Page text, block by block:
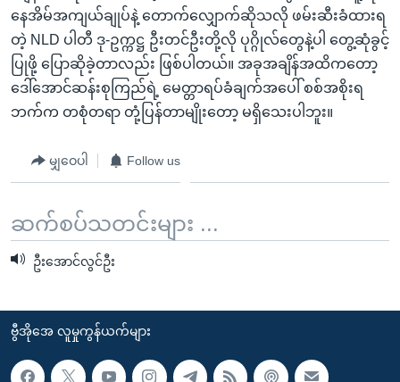
နေအိမ်အကျယ်ချုပ်နဲ့ တောက်လျှောက်ဆိုသလို ဖမ်းဆီးခံထားရ
တဲ့ NLD ပါတီ ဒု-ဥက္ကဋ္ဌ ဦးတင်ဦးတို့လို ပုဂ္ဂိုလ်တွေနဲ့ပါ တွေ့ဆုံခွင့်
ပြုဖို့ ပြောဆိုခဲ့တာလည်း ဖြစ်ပါတယ်။ အခုအချိန်အထိကတော့
ဒေါ်အောင်ဆန်းစုကြည်ရဲ့ မေတ္တာရပ်ခံချက်အပေါ် စစ်အစိုးရ
ဘက်က တစုံတရာ တုံ့ပြန်တာမျိုးတော့ မရှိသေးပါဘူး။
မျှဝေပါ Follow us
ဆက်စပ်သတင်းများ ...
ဦးအောင်လွင်ဦး
ဗွီအိုအေ လူမှုကွန်ယက်များ